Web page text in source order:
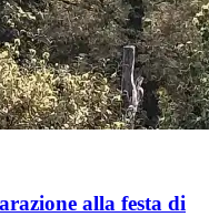
alla festa di